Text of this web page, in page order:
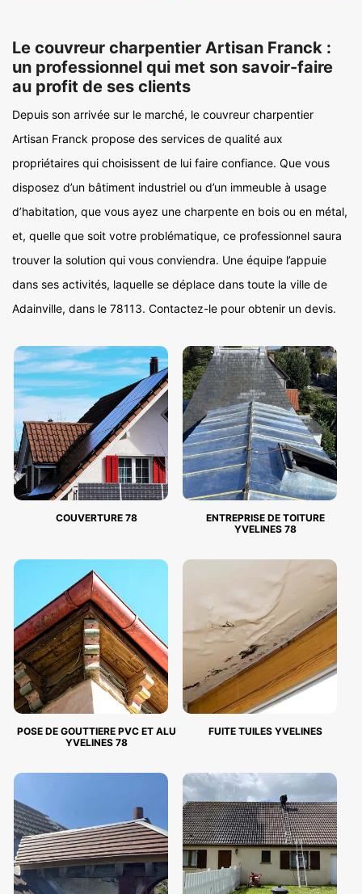
Le couvreur charpentier Artisan Franck :
un professionnel qui met son savoir-faire
au profit de ses clients
Depuis son arrivée sur le marché, le couvreur charpentier
Artisan Franck propose des services de qualité aux
propriétaires qui choisissent de lui faire confiance. Que vous
disposez d’un bâtiment industriel ou d’un immeuble à usage
d’habitation, que vous ayez une charpente en bois ou en métal,
et, quelle que soit votre problématique, ce professionnel saura
trouver la solution qui vous conviendra. Une équipe l’appuie
dans ses activités, laquelle se déplace dans toute la ville de
Adainville, dans le 78113. Contactez-le pour obtenir un devis.
COUVERTURE 78
ENTREPRISE DE TOITURE
YVELINES 78
POSE DE GOUTTIERE PVC ET ALU
YVELINES 78
FUITE TUILES YVELINES